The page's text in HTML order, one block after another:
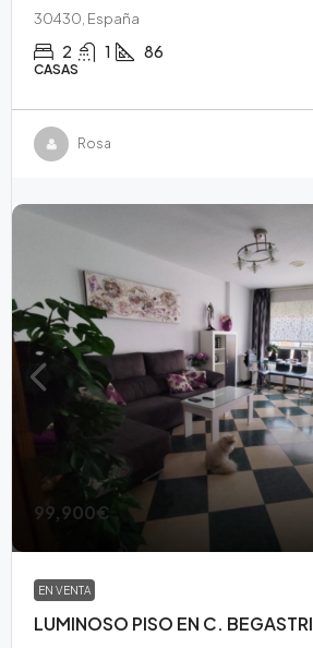
30430, España
2 1 86
CASAS
Rosa
99,900€
EN VENTA
LUMINOSO PISO EN C. BEGASTRI